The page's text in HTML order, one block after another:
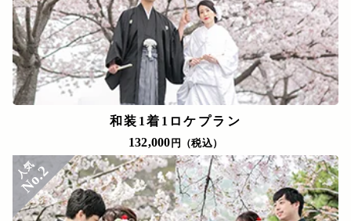
和装1着1ロケプラン
132,000 円（税込）
人気
No.2